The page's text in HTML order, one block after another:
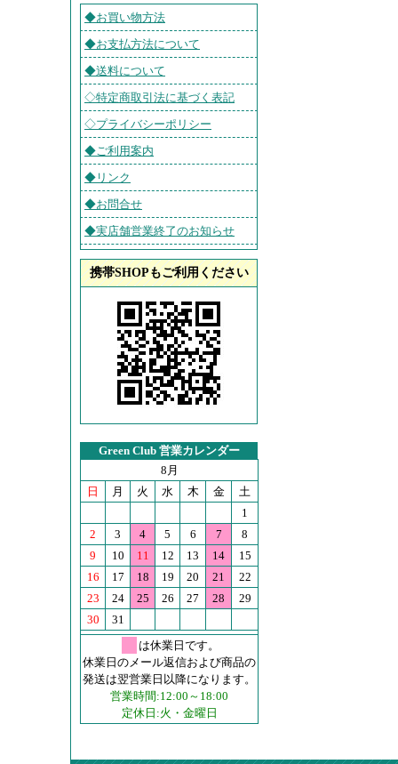
◆お買い物方法
◆お支払方法について
◆送料について
◇特定商取引法に基づく表記
◇プライバシーポリシー
◆ご利用案内
◆リンク
◆お問合せ
◆実店舗営業終了のお知らせ
携帯SHOPもご利用ください
Green Club 営業カレンダー
8月
日
月 火 水 木 金
土
1
2
3 4 5 6 7
8
9
10 11 12 13 14
15
16
17 18 19 20 21
22
23
24 25 26 27 28
29
30
31
は休業日です。
休業日のメール返信および商品の
発送は翌営業日以降になります。
営業時間:12:00～18:00
定休日:火・金曜日